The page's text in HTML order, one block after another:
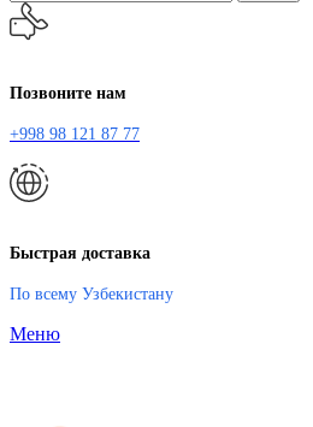
Позвоните нам
+998 98 121 87 77
Быстрая доставка
По всему Узбекистану
Меню